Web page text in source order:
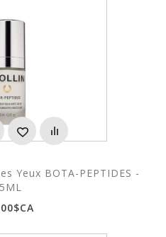
Yeux BOTA-PEPTIDES -